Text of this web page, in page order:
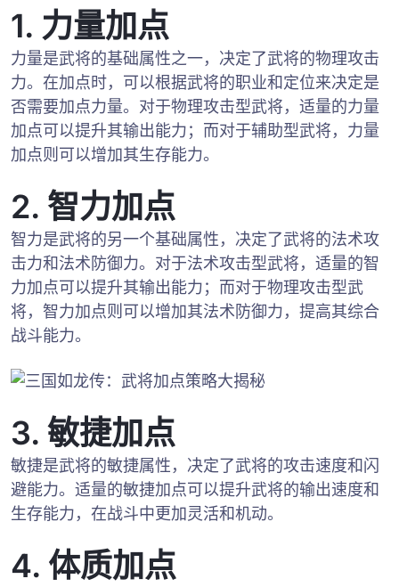
1. 力量加点
力量是武将的基础属性之一，决定了武将的物理攻击
力。在加点时，可以根据武将的职业和定位来决定是
否需要加点力量。对于物理攻击型武将，适量的力量
加点可以提升其输出能力；而对于辅助型武将，力量
加点则可以增加其生存能力。
2. 智力加点
智力是武将的另一个基础属性，决定了武将的法术攻
击力和法术防御力。对于法术攻击型武将，适量的智
力加点可以提升其输出能力；而对于物理攻击型武
将，智力加点则可以增加其法术防御力，提高其综合
战斗能力。
3. 敏捷加点
敏捷是武将的敏捷属性，决定了武将的攻击速度和闪
避能力。适量的敏捷加点可以提升武将的输出速度和
生存能力，在战斗中更加灵活和机动。
4. 体质加点